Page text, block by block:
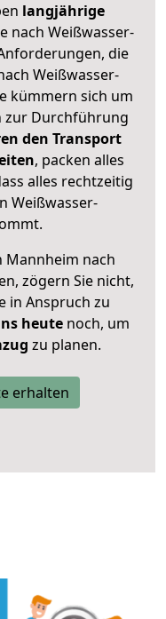
langjährige
nach Weißwasser-
die
Weißwasser-
kümmern sich um
zur Durchführung
den Transport
, packen alles
alles rechtzeitig
Weißwasser-
Mannheim nach
zögern Sie nicht,
in Anspruch zu
heutenoch, um
zu planen.
erhalten